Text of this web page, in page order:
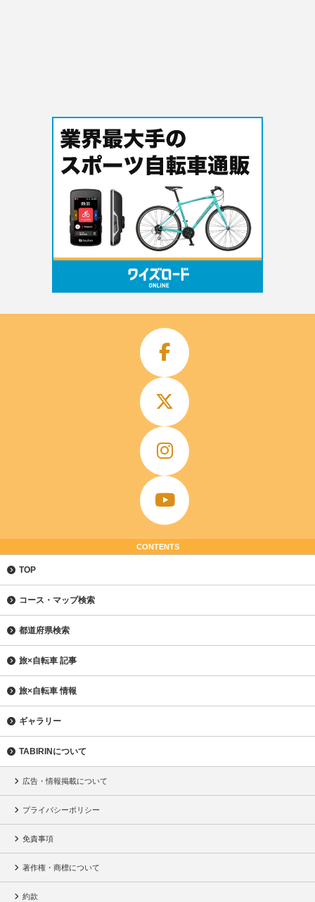
CONTENTS
TOP
コース・マップ検索
都道府県検索
旅×自転車 記事
旅×自転車 情報
ギャラリー
TABIRINについて
広告・情報掲載について
プライバシーポリシー
免責事項
著作権・商標について
約款